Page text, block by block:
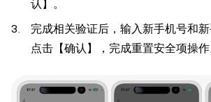
认】。
完成相关验证后，输入新手机号和新
点击【确认】，完成重置安全项操作